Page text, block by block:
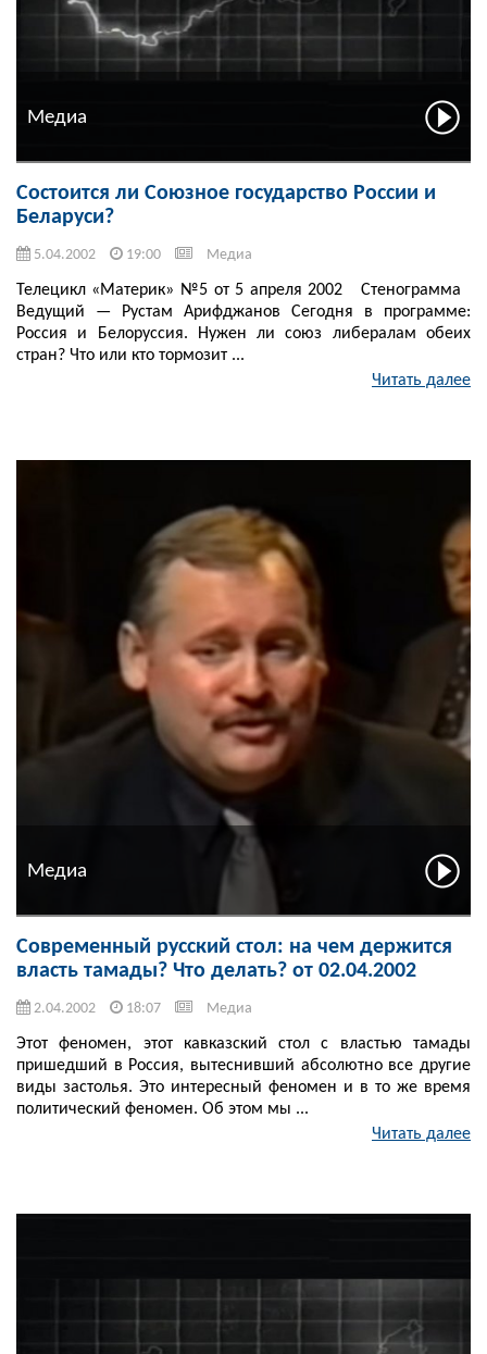
Медиа
Состоится ли Союзное государство России и
Беларуси?
5.04.2002 19:00 Медиа
Телецикл «Материк» №5 от 5 апреля 2002 Стенограмма
Ведущий — Рустам Арифджанов Сегодня в программе:
Россия и Белоруссия. Нужен ли союз либералам обеих
стран? Что или кто тормозит ...
Читать далее
Медиа
Современный русский стол: на чем держится
власть тамады? Что делать? от 02.04.2002
2.04.2002 18:07 Медиа
Этот феномен, этот кавказский стол с властью тамады
пришедший в Россия, вытеснивший абсолютно все другие
виды застолья. Это интересный феномен и в то же время
политический феномен. Об этом мы ...
Читать далее